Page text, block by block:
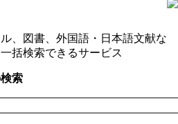
、図書、外国語・日本語文献な
括検索できるサービス
索